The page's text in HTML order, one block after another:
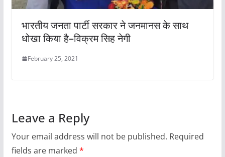
भारतीय जनता पार्टी सरकार ने जनमानस के साथ
धोखा किया है–विक्रम सिह नेगी
February 25, 2021
Leave a Reply
Your email address will not be published. Required
fields are marked *